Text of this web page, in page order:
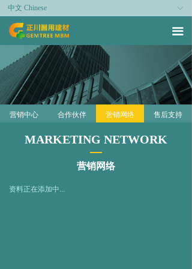
끀
ꀅ
中文 Chinese
MARKETING NETWORK
营销网络
营销中心 合作伙伴 营销网络 售后支持
资料正在添加中...